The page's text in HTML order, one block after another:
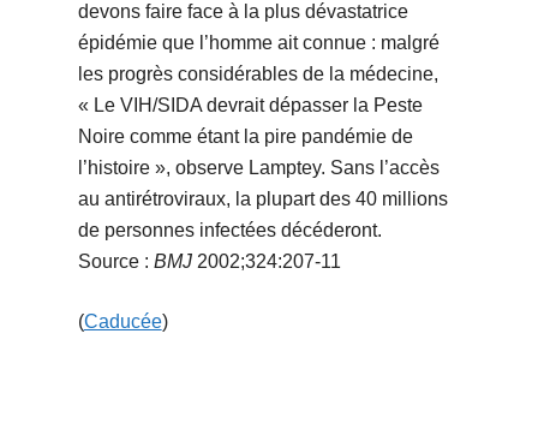
devons faire face à la plus dévastatrice
épidémie que l’homme ait connue : malgré
les progrès considérables de la médecine,
« Le VIH/SIDA devrait dépasser la Peste
Noire comme étant la pire pandémie de
l’histoire », observe Lamptey. Sans l’accès
au antirétroviraux, la plupart des 40 millions
de personnes infectées décéderont.
Source : BMJ2002;324:207-11
(Caducée)